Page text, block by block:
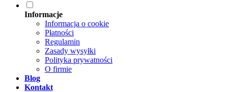
Informacje
Informacja o cookie
Płatności
Regulamin
Zasady wysyłki
Polityka prywatności
O firmie
Blog
Kontakt